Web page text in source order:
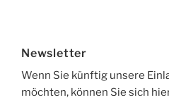
Newsletter
Wenn Sie künftig unsere
möchten, können Sie sich